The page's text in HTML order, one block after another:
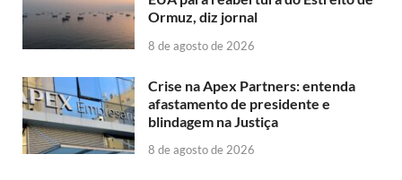
Ormuz, diz jornal
8 de agosto de 2026
Crise na Apex Partners: entenda
afastamento de presidente e
blindagem na Justiça
8 de agosto de 2026